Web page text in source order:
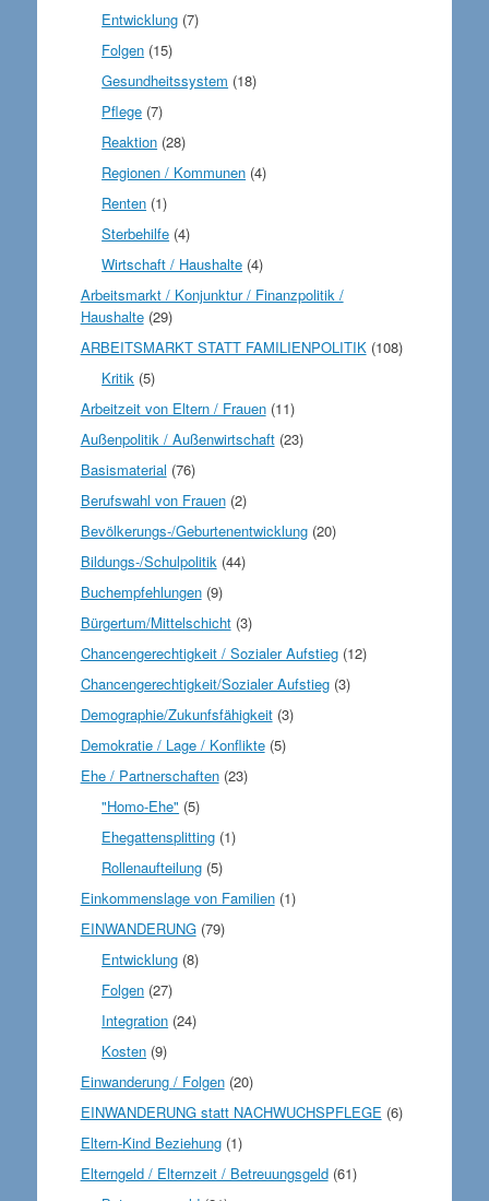
Entwicklung (7)
Folgen (15)
Gesundheitssystem (18)
Pflege (7)
Reaktion (28)
Regionen / Kommunen (4)
Renten (1)
Sterbehilfe (4)
Wirtschaft / Haushalte (4)
Arbeitsmarkt / Konjunktur / Finanzpolitik /
Haushalte(29)
ARBEITSMARKT STATT FAMILIENPOLITIK(108)
Kritik (5)
Arbeitzeit von Eltern / Frauen(11)
Außenpolitik / Außenwirtschaft(23)
Basismaterial (76)
Berufswahl von Frauen(2)
Bevölkerungs-/Geburtenentwicklung(20)
Bildungs-/Schulpolitik (44)
Buchempfehlungen(9)
Bürgertum/Mittelschicht(3)
Chancengerechtigkeit / Sozialer Aufstieg(12)
Chancengerechtigkeit/Sozialer Aufstieg(3)
Demographie/Zukunfsfähigkeit(3)
Demokratie / Lage / Konflikte(5)
Ehe / Partnerschaften(23)
"Homo-Ehe" (5)
Ehegattensplitting (1)
Rollenaufteilung (5)
Einkommenslage von Familien(1)
EINWANDERUNG(79)
Entwicklung (8)
Folgen (27)
Integration (24)
Kosten (9)
Einwanderung / Folgen(20)
EINWANDERUNG statt NACHWUCHSPFLEGE (6)
Eltern-Kind Beziehung(1)
Elterngeld / Elternzeit / Betreuungsgeld(61)